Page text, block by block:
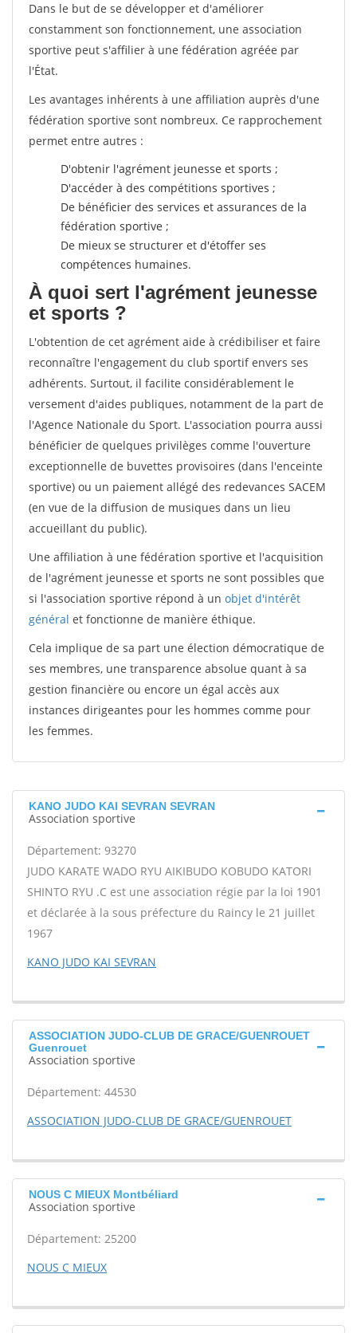
Dans le but de se développer et d'améliorer
constamment son fonctionnement, une association
sportive peut s'affilier à une fédération agréée par
l'État.
Les avantages inhérents à une affiliation auprès d'une
fédération sportive sont nombreux. Ce rapprochement
permet entre autres :
D'obtenir l'agrément jeunesse et sports ;
D'accéder à des compétitions sportives ;
De bénéficier des services et assurances de la
fédération sportive ;
De mieux se structurer et d'étoffer ses
compétences humaines.
À quoi sert l'agrément jeunesse
et sports ?
L'obtention de cet agrément aide à crédibiliser et faire
reconnaître l'engagement du club sportif envers ses
adhérents. Surtout, il facilite considérablement le
versement d'aides publiques, notamment de la part de
l'Agence Nationale du Sport. L'association pourra aussi
bénéficier de quelques privilèges comme l'ouverture
exceptionnelle de buvettes provisoires (dans l'enceinte
sportive) ou un paiement allégé des redevances SACEM
(en vue de la diffusion de musiques dans un lieu
accueillant du public).
Une affiliation à une fédération sportive et l'acquisition
de l'agrément jeunesse et sports ne sont possibles que
si l'association sportive répond à un objet d'intérêt
général et fonctionne de manière éthique.
Cela implique de sa part une élection démocratique de
ses membres, une transparence absolue quant à sa
gestion financière ou encore un égal accès aux
instances dirigeantes pour les hommes comme pour
les femmes.
KANO JUDO KAI SEVRAN SEVRAN
Association sportive
Département: 93270
JUDO KARATE WADO RYU AIKIBUDO KOBUDO KATORI
SHINTO RYU .C est une association régie par la loi 1901
et déclarée à la sous préfecture du Raincy le 21 juillet
1967
KANO JUDO KAI SEVRAN
ASSOCIATION JUDO-CLUB DE GRACE/GUENROUET
Guenrouet
Association sportive
Département: 44530
ASSOCIATION JUDO-CLUB DE GRACE/GUENROUET
NOUS C MIEUX Montbéliard
Association sportive
Département: 25200
NOUS C MIEUX